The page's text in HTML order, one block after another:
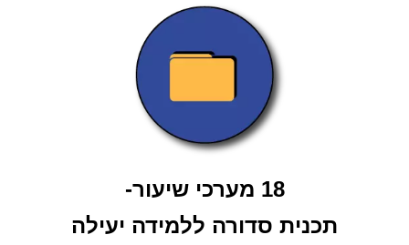
18 מערכי שיעור-
תכנית סדורה ללמידה יעילה